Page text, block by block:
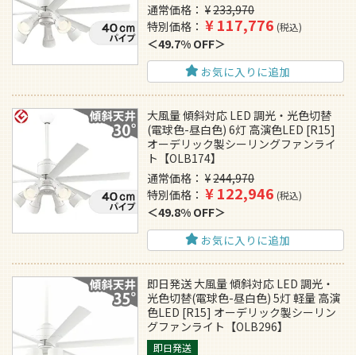
通常価格
¥233,970
特別価格
¥117,776 税込
49.7% OFF
お気に入りに追加
大風量 傾斜対応 LED 調光・光色切替
(電球色-昼白色) 6灯 高演色LED [R15]
オーデリック製シーリングファンライ
ト【OLB174】
通常価格
¥244,970
特別価格
¥122,946 税込
49.8% OFF
お気に入りに追加
即日発送 大風量 傾斜対応 LED 調光・
光色切替(電球色-昼白色) 5灯 軽量 高演
色LED [R15] オーデリック製シーリン
グファンライト【OLB296】
即日発送